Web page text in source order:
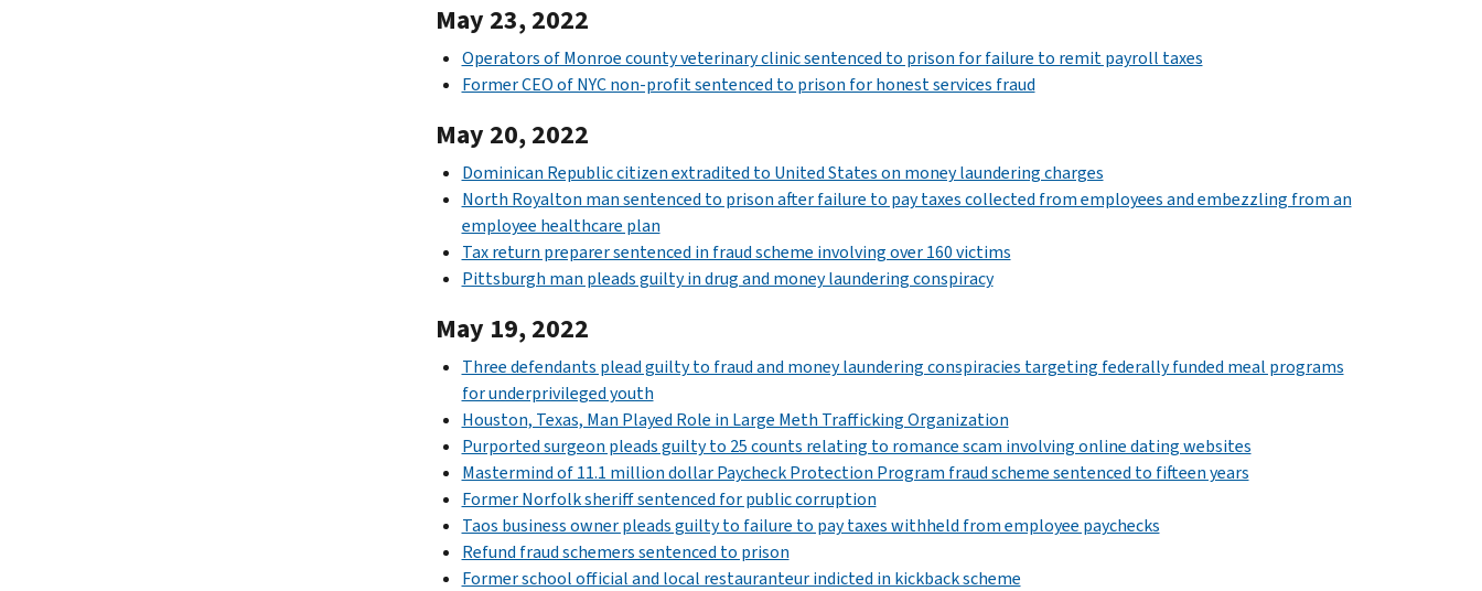
May 23, 2022
Operators of Monroe county veterinary clinic sentenced to prison for failure to remit payroll taxes
Former CEO of NYC non-profit sentenced to prison for honest services fraud
May 20, 2022
Dominican Republic citizen extradited to United States on money laundering charges
North Royalton man sentenced to prison after failure to pay taxes collected from employees and embezzling from an
employee healthcare plan
Tax return preparer sentenced in fraud scheme involving over 160 victims
Pittsburgh man pleads guilty in drug and money laundering conspiracy
May 19, 2022
Three defendants plead guilty to fraud and money laundering conspiracies targeting federally funded meal programs
for underprivileged youth
Houston, Texas, Man Played Role in Large Meth Trafficking Organization
Purported surgeon pleads guilty to 25 counts relating to romance scam involving online dating websites
Mastermind of 11.1 million dollar Paycheck Protection Program fraud scheme sentenced to fifteen years
Former Norfolk sheriff sentenced for public corruption
Taos business owner pleads guilty to failure to pay taxes withheld from employee paychecks
Refund fraud schemers sentenced to prison
Former school official and local restauranteur indicted in kickback scheme